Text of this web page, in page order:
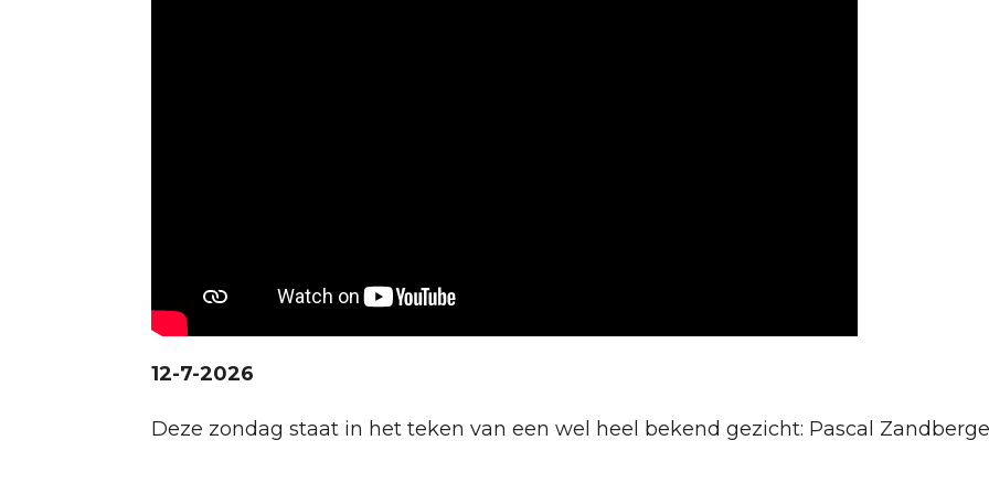
12-7-2026
Deze zondag staat in het teken van een wel heel bekend gezicht: Pascal